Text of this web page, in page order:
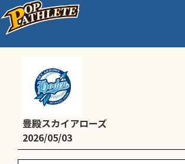
丸子リーグ開幕日・第一
豊殿スカイアローズ
2026/05/03